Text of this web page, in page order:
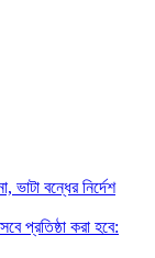
ভাটা বন্ধের নির্দেশ
প্রতিষ্ঠা করা হবে: